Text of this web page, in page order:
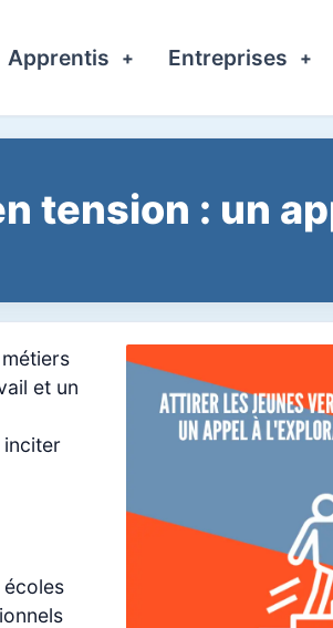
Apprentis + Entreprises +
tension : un
et un
inciter